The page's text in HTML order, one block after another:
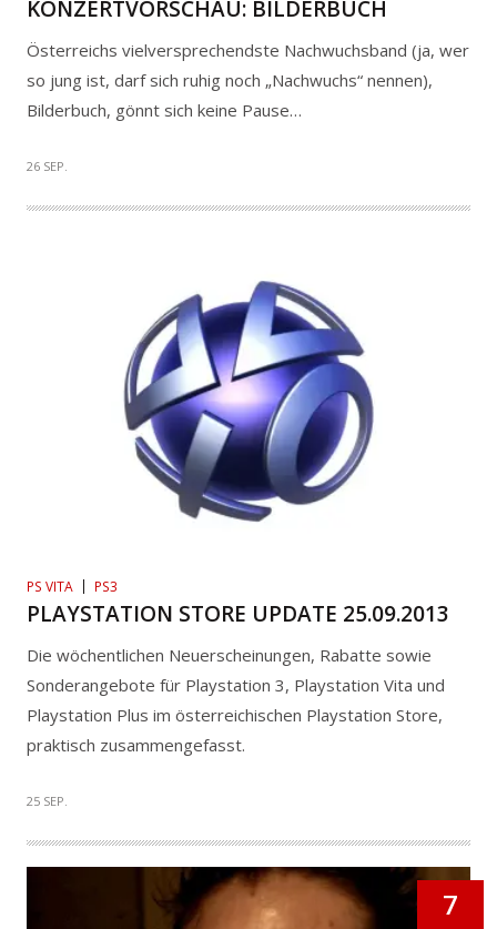
KONZERTVORSCHAU: BILDERBUCH
Österreichs vielversprechendste Nachwuchsband (ja, wer
so jung ist, darf sich ruhig noch „Nachwuchs“ nennen),
Bilderbuch, gönnt sich keine Pause…
26 SEP.
PS VITA PS3
PLAYSTATION STORE UPDATE 25.09.2013
Die wöchentlichen Neuerscheinungen, Rabatte sowie
Sonderangebote für Playstation 3, Playstation Vita und
Playstation Plus im österreichischen Playstation Store,
praktisch zusammengefasst.
25 SEP.
7